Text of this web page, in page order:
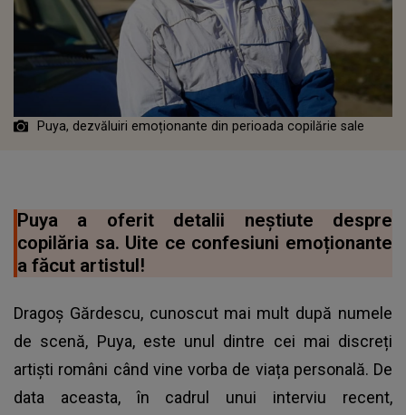
Puya, dezvăluiri emoționante din perioada copilărie sale
Puya a oferit detalii neștiute despre
copilăria sa. Uite ce confesiuni emoționante
a făcut artistul!
Dragoș Gărdescu, cunoscut mai mult după numele
de scenă, Puya, este unul dintre cei mai discreți
artiști români când vine vorba de viața personală. De
data aceasta, în cadrul unui interviu recent,